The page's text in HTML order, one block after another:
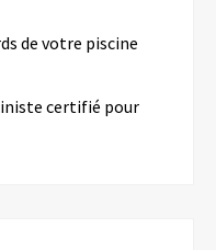
de votre piscine
certifié pour